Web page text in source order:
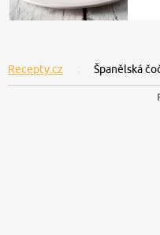
Recepty.cz Španělská